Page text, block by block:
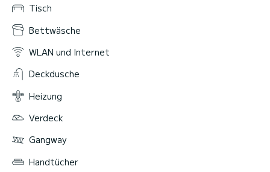
Tisch
Bettwäsche
WLAN und Internet
Deckdusche
Heizung
Verdeck
Gangway
Handtücher